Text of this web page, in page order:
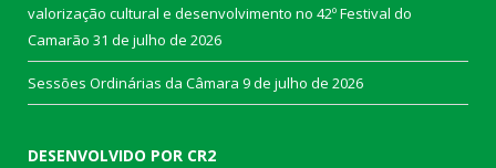
valorização cultural e desenvolvimento no 42º Festival do
Camarão 31 de julho de 2026
Sessões Ordinárias da Câmara 9 de julho de 2026
DESENVOLVIDO POR CR2